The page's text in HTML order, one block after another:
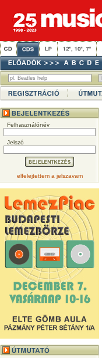
Felhasználónév
Jelszó
elfelejtettem a jelszavam